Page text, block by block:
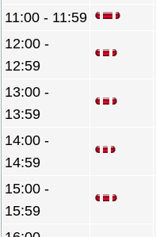
11:00 - 11:59
12:00 -
12:59
13:00 -
13:59
14:00 -
14:59
15:00 -
15:59